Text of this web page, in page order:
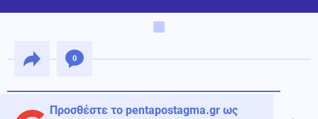
0
Προσθέστε το pentapostagma.gr ως